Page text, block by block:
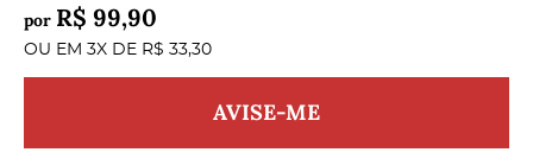
por R$ 99,90
OU EM 3X DE R$ 33,30
AVISE-ME